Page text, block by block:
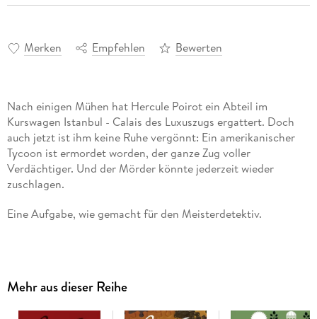
Merken Empfehlen Bewerten
Nach einigen Mühen hat Hercule Poirot ein Abteil im
Kurswagen Istanbul - Calais des Luxuszugs ergattert. Doch
auch jetzt ist ihm keine Ruhe vergönnt: Ein amerikanischer
Tycoon ist ermordet worden, der ganze Zug voller
Verdächtiger. Und der Mörder könnte jederzeit wieder
zuschlagen.
Eine Aufgabe, wie gemacht für den Meisterdetektiv.
Cover
Verlagslogo
Titelseite
Mehr aus dieser Reihe